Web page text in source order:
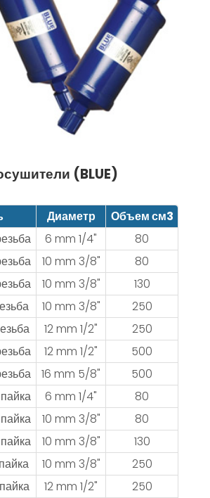
(BLUE)
Диаметр
Объем см3
6 mm 1/4"
80
10 mm 3/8"
80
10 mm 3/8"
130
10 mm 3/8"
250
12 mm 1/2"
250
12 mm 1/2"
500
16 mm 5/8"
500
6 mm 1/4"
80
10 mm 3/8"
80
10 mm 3/8"
130
10 mm 3/8"
250
12 mm 1/2"
250